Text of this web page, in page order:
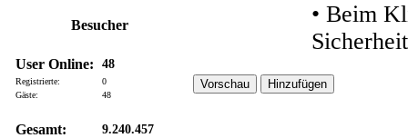
Besucher
User Online: 48
Registrierte:
0
Gäste:
48
Gesamt: 9.240.457
• Beim